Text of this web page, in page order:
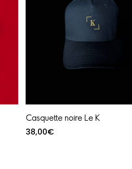
Lire la suite
Casquette noire Le K
38,00€